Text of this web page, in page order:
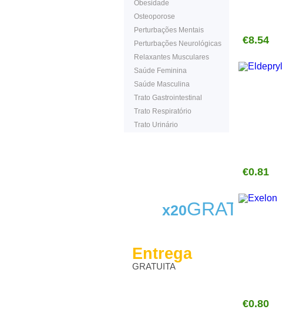
Obesidade
Osteoporose
Perturbações Mentais
Perturbações Neurológicas
Relaxantes Musculares
Saúde Feminina
Saúde Masculina
Trato Gastrointestinal
Trato Respiratório
Trato Urinário
x20GRATIS
Entrega
GRATUITA
€8.54
€0.81
€0.80